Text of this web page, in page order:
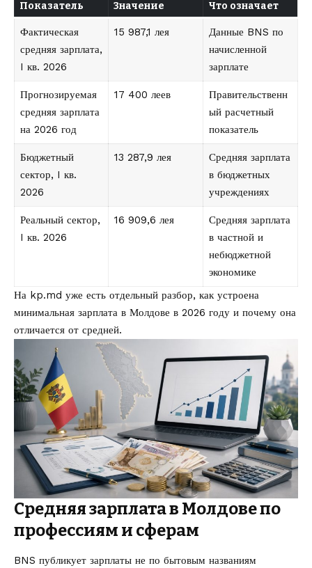
Показатель Значение Что означает
Фактическая
средняя зарплата,
I кв. 2026
15 987,1 лея
Данные BNS по
начисленной
зарплате
Прогнозируемая
средняя зарплата
на 2026 год
17 400 леев
Правительственн
ый расчетный
показатель
Бюджетный
сектор, I кв.
2026
13 287,9 лея
Средняя зарплата
в бюджетных
учреждениях
Реальный сектор,
I кв. 2026
16 909,6 лея
Средняя зарплата
в частной и
небюджетной
экономике
На kp.md уже есть отдельный разбор, как устроена
минимальная зарплата в Молдове в 2026 году и почему она
отличается от средней.
Средняя зарплата в Молдове по
профессиям и сферам
BNS публикует зарплаты не по бытовым названиям